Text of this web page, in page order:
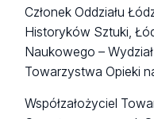
Członek Oddziału
Historyków Sztuki,
Naukowego –
Towarzystwa Opieki
Współzałożyciel